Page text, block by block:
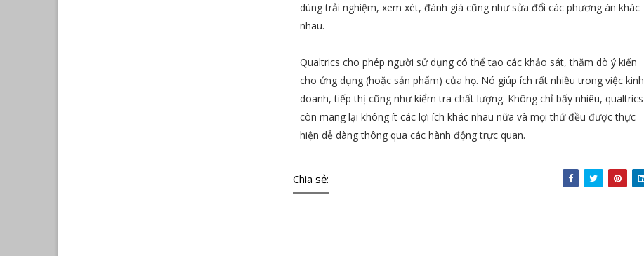
dùng trải nghiệm, xem xét, đánh giá cũng như sửa đổi các phương án khác
nhau.
Qualtrics cho phép người sử dụng có thể tạo các khảo sát, thăm dò ý kiến
cho ứng dụng (hoặc sản phẩm) của họ. Nó giúp ích rất nhiều trong việc kinh
doanh, tiếp thị cũng như kiểm tra chất lượng. Không chỉ bấy nhiêu, qualtrics
còn mang lại không ít các lợi ích khác nhau nữa và mọi thứ đều được thực
hiện dễ dàng thông qua các hành động trực quan.
Chia sẻ: